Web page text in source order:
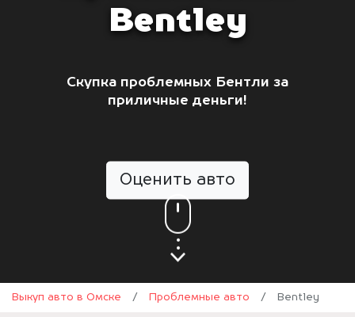
Bentley
Скупка проблемных Бентли за
приличные деньги!
Оценить авто
Выкуп авто в Омске / Проблемные авто / Bentley